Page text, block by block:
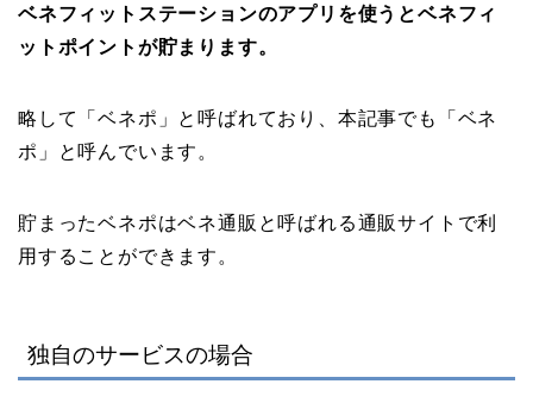
ベネフィットステーションのアプリを使うとベネフィ
ットポイントが貯まります。
略して「ベネポ」と呼ばれており、本記事でも「ベネ
ポ」と呼んでいます。
貯まったベネポはベネ通販と呼ばれる通販サイトで利
用することができます。
独自のサービスの場合